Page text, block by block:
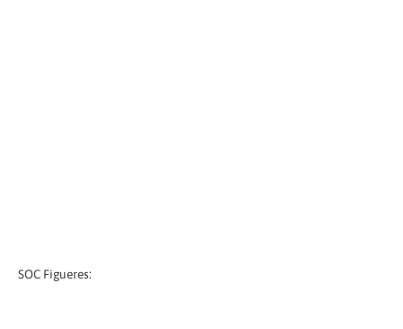
SOC Figueres: